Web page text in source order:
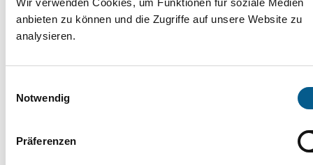
Wir verwenden Cookies, um Funktionen für soziale Medien
anbieten zu können und die Zugriffe auf unsere Website zu
analysieren.
Notwendig
Präferenzen
Marienstein am Tag des offenen
Denkmals